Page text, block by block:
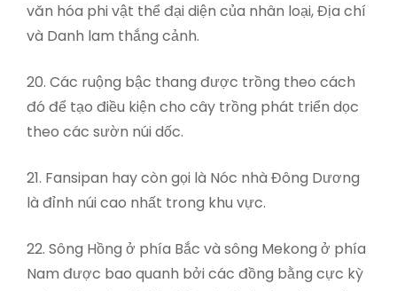
văn hóa phi vật thể đại diện của nhân loại, Địa chí
và Danh lam thắng cảnh.
20. Các ruộng bậc thang được trồng theo cách
đó để tạo điều kiện cho cây trồng phát triển dọc
theo các sườn núi dốc.
21. Fansipan hay còn gọi là Nóc nhà Đông Dương
là đỉnh núi cao nhất trong khu vực.
22. Sông Hồng ở phía Bắc và sông Mekong ở phía
Nam được bao quanh bởi các đồng bằng cực kỳ